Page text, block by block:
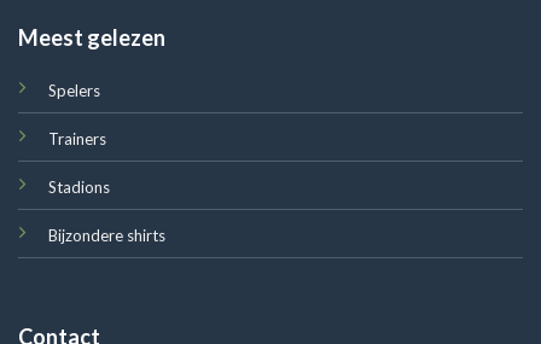
Meest gelezen
Spelers
Trainers
Stadions
Bijzondere shirts
Contact